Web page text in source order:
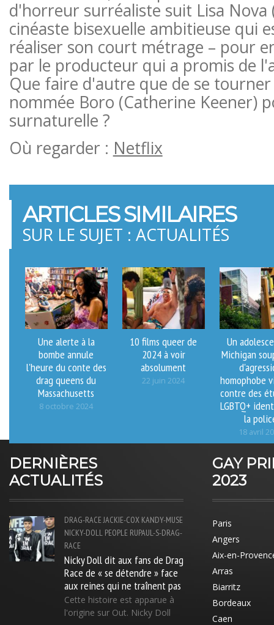
d'horreur surréaliste suit Lisa Nova
cinéaste bisexuelle ambitieuse qui
réaliser son court métrage – pour
par le producteur qui a promis de
Que faire d'autre que de se
nommée Boro (Catherine Keener)
surnaturelle ?
Où regarder : Netflix
ARTICLES SIMILAIRES
SUR LE SUJET : ACTUALITÉS
Une alerte à la
bombe annule
l'heure du conte des
drag queens du
Massachusetts
8 octobre 2024
10 films queer de
2024 à voir
absolument
22 juin 2024
Un
Michigan
homophobe
contre des
LGBTQ+
la
18 avril
DERNIÈRES
ACTUALITÉS
DRAG-RACEJACKIE-COX KANDY-MUSE
NICKY-DOLL PEOPLE RUPAUL-S-DRAG-
RACE
Nicky Doll dit aux fans de Drag
Race de « se détendre » face
aux reines qui ne traînent pas
Cette histoire est apparue à
l'origine sur Out. Nicky Doll
GAY
2023
Paris
Angers
Aix-en-
Arras
Biarritz
Bordeaux
Caen